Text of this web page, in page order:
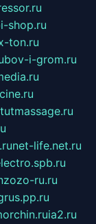
shop.ru
ton.ru
i-grom.ru
tutmassage.ru
net-life.net.ru
ru.ru
ia2.ru